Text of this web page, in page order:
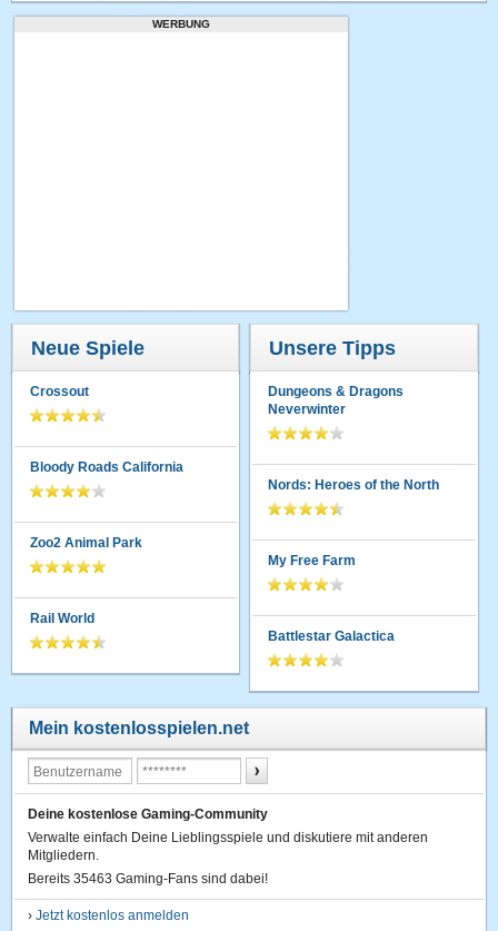
WERBUNG
Neue Spiele
Crossout
Bloody Roads California
Zoo2 Animal Park
Rail World
Unsere Tipps
Dungeons & Dragons
Neverwinter
Nords: Heroes of the North
My Free Farm
Battlestar Galactica
Mein kostenlosspielen.net
Deine kostenlose Gaming-Community
Verwalte einfach Deine Lieblingsspiele und diskutiere mit anderen
Mitgliedern.
Bereits 35463 Gaming-Fans sind dabei!
›Jetzt kostenlos anmelden